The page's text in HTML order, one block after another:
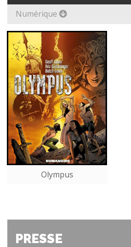
Numérique
Olympus
PRESSE